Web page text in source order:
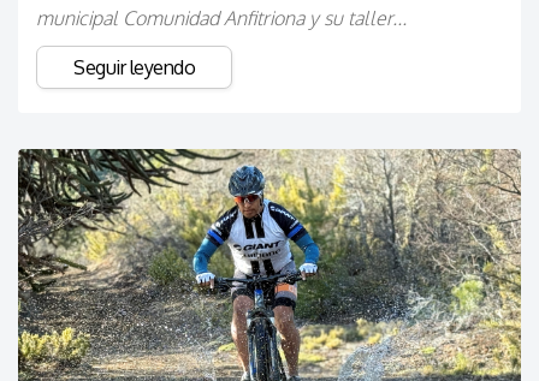
municipal Comunidad Anfitriona y su taller...
Seguir leyendo